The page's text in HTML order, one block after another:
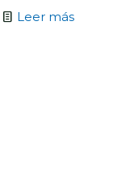
Leer más